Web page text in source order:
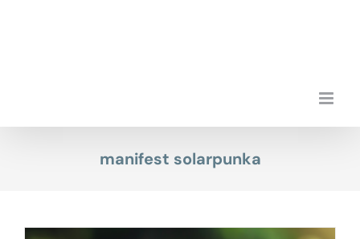
manifest solarpunka